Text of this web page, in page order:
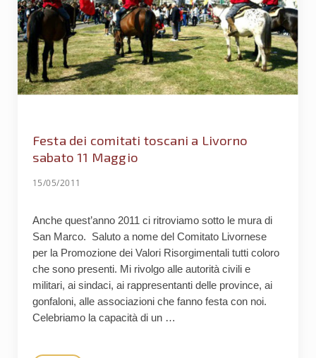
Festa dei comitati toscani a Livorno
sabato 11 Maggio
15/05/2011
Anche quest’anno 2011 ci ritroviamo sotto le mura di
San Marco. Saluto a nome del Comitato Livornese
per la Promozione dei Valori Risorgimentali tutti coloro
che sono presenti. Mi rivolgo alle autorità civili e
militari, ai sindaci, ai rappresentanti delle province, ai
gonfaloni, alle associazioni che fanno festa con noi.
Celebriamo la capacità di un …